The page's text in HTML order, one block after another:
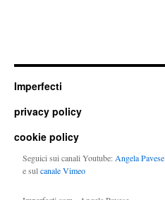
Imperfecti
privacy policy
cookie policy
Seguici sui canali Youtube: Angela Pavese
e sulcanale Vimeo